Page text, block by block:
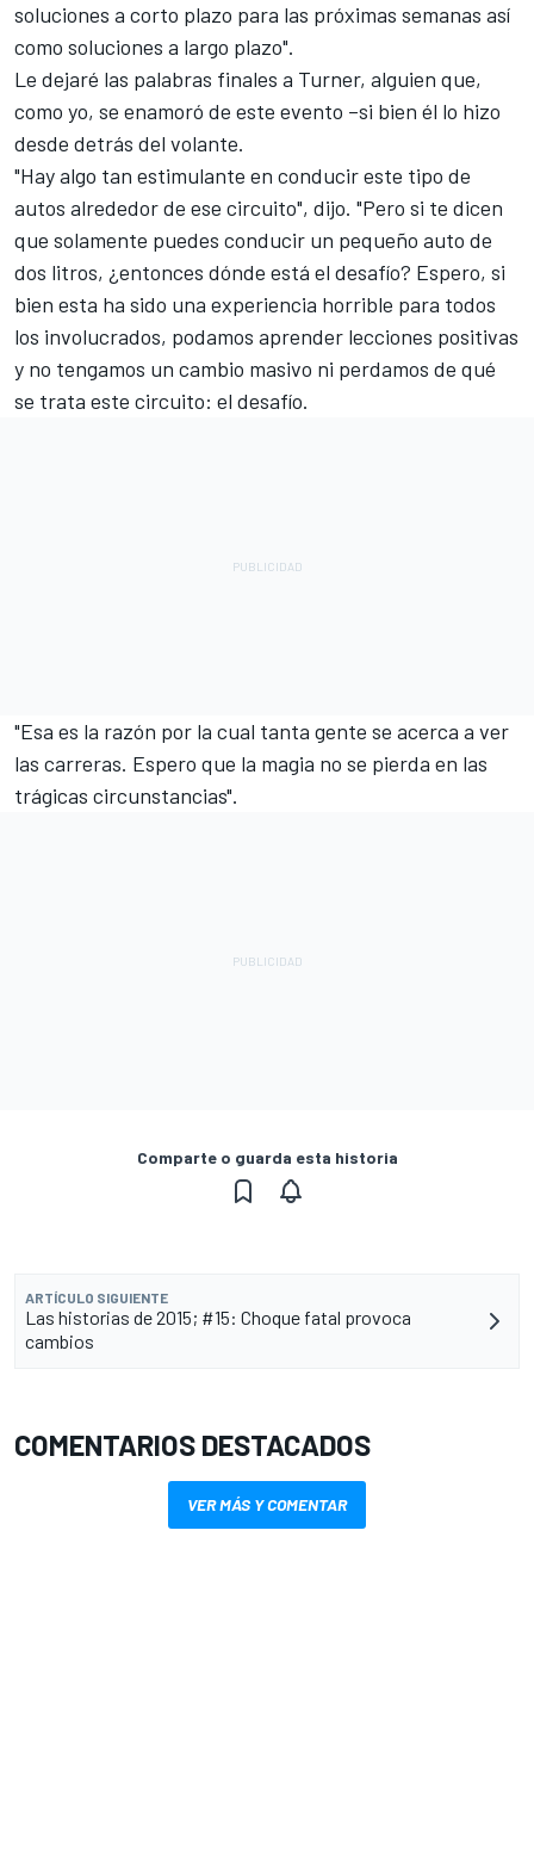
soluciones a corto plazo para las próximas semanas así
como soluciones a largo plazo".
Le dejaré las palabras finales a Turner, alguien que,
como yo, se enamoró de este evento –si bien él lo hizo
desde detrás del volante.
"Hay algo tan estimulante en conducir este tipo de
autos alrededor de ese circuito", dijo. "Pero si te dicen
que solamente puedes conducir un pequeño auto de
dos litros, ¿entonces dónde está el desafío? Espero, si
bien esta ha sido una experiencia horrible para todos
los involucrados, podamos aprender lecciones positivas
y no tengamos un cambio masivo ni perdamos de qué
se trata este circuito: el desafío.
"Esa es la razón por la cual tanta gente se acerca a ver
las carreras. Espero que la magia no se pierda en las
trágicas circunstancias".
Comparte o guarda esta historia
ARTÍCULO SIGUIENTE
Las historias de 2015; #15: Choque fatal provoca
cambios
COMENTARIOS DESTACADOS
VER MÁS Y COMENTAR